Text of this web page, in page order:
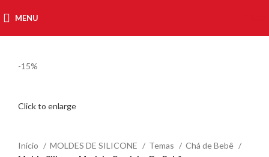
MENU
-15%
Click to enlarge
Início MOLDES DE SILICONE Temas
Chá de Bebê